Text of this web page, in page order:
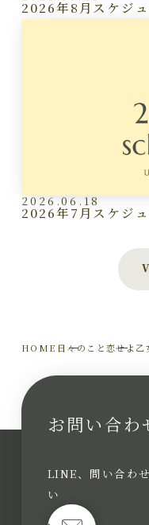
2026年8月スケジ
2026.06.18
2026年7月スケジ
HOME 日々のこと恋せよ乙
お問い合わ
LINE、問い合わ
い